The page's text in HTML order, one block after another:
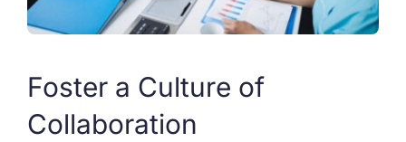
Foster a Culture of
Collaboration